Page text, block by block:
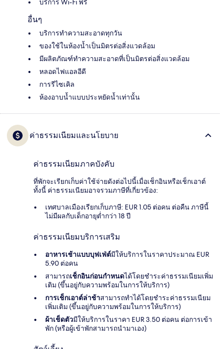
บริการ Wi-Fi ฟรี
อื่นๆ
บริการทำความสะอาดทุกวัน
ของใช้ในห้องน้ำเป็นมิตรต่อสิ่งแวดล้อม
มีผลิตภัณฑ์ทำความสะอาดที่เป็นมิตรต่อสิ่งแวดล้อม
หลอดไฟแอลอีดี
การรีไซเคิล
ห้องอาบน้ำแบบประหยัดน้ำเท่านั้น
ค่าธรรมเนียมและนโยบาย
ค่าธรรมเนียมภาคบังคับ
ที่พักจะเรียกเก็บค่าใช้จ่ายดังต่อไปนี้เมื่อเช็กอินหรือเช็กเอาต์
ทั้งนี้ ค่าธรรมเนียมอาจรวมภาษีที่เกี่ยวข้อง:
เทศบาลเมืองเรียกเก็บภาษี: EUR 1.05 ต่อคน ต่อคืน ภาษีนี้
ไม่มีผลกับเด็กอายุต่ำกว่า 18 ปี
ค่าธรรมเนียมบริการเสริม
อาหารเช้าแบบบุฟเฟ่ต์มีให้บริการในราคาประมาณ EUR
5.90 ต่อคน
สามารถเช็กอินก่อนกำหนดได้โดยชำระค่าธรรมเนียมเพิ่ม
เติม (ขึ้นอยู่กับความพร้อมในการให้บริการ)
การเช็กเอาต์ล่าช้าสามารถทำได้โดยชำระค่าธรรมเนียม
เพิ่มเติม (ขึ้นอยู่กับความพร้อมในการให้บริการ)
ผ้าเช็ดตัวมีให้บริการในราคา EUR 3.50 ต่อคน ต่อการเข้า
พัก (หรือผู้เข้าพักสามารถนำมาเอง)